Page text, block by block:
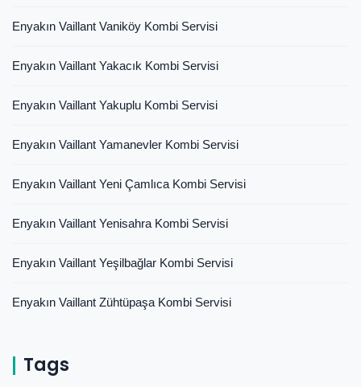
Enyakın Vaillant Vaniköy Kombi Servisi
Enyakın Vaillant Yakacık Kombi Servisi
Enyakın Vaillant Yakuplu Kombi Servisi
Enyakın Vaillant Yamanevler Kombi Servisi
Enyakın Vaillant Yeni Çamlıca Kombi Servisi
Enyakın Vaillant Yenisahra Kombi Servisi
Enyakın Vaillant Yeşilbağlar Kombi Servisi
Enyakın Vaillant Zühtüpaşa Kombi Servisi
Tags